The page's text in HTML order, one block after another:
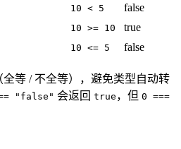
10 < 5 false
10 >= 10 true
10 <= 5 false
全等 / 不全等），避免类型自动转
"false" 会返回 true ，但 0 ===